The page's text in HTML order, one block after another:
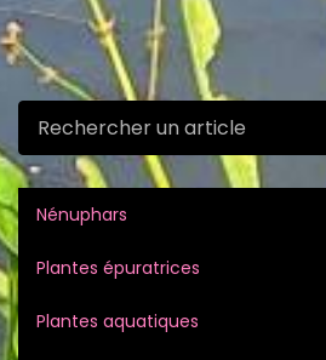
Nénuphars
Plantes épuratrices
Plantes aquatiques